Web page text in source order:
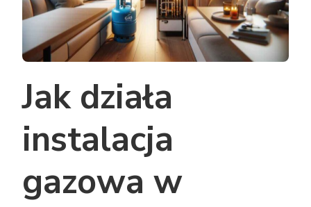
OSZCZĘDNOŚCI
Jak działa
instalacja
gazowa w